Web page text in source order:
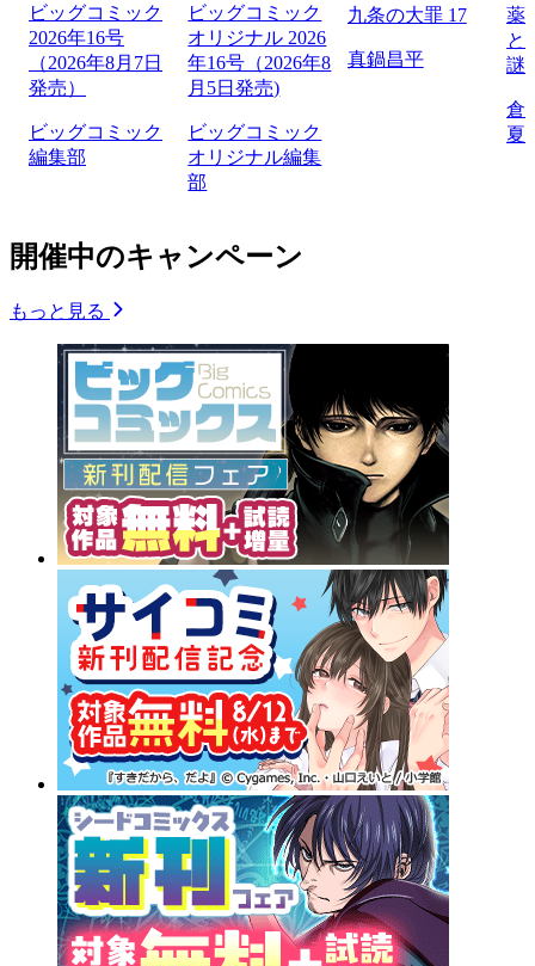
ビッグコミック
2026年16号
（2026年8月7日
発売）
ビッグコミック
編集部
ビッグコミック
オリジナル 2026
年16号（2026年8
月5日発売)
ビッグコミック
オリジナル編集
部
九条の大罪 17
真鍋昌平
薬
と
謎
倉
夏
開催中のキャンペーン
もっと見る